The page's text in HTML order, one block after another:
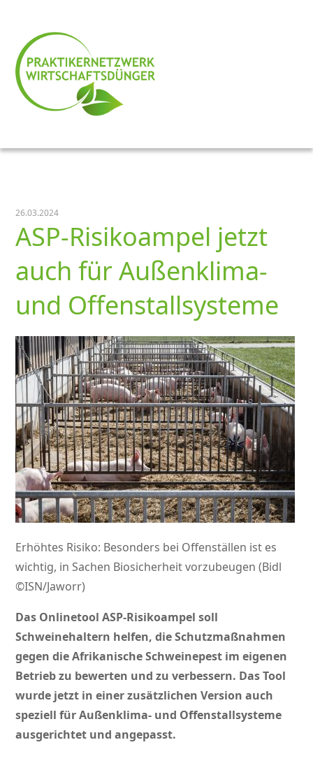
26.03.2024
ASP-Risikoampel jetzt
auch für Außenklima-
und Offenstallsysteme
Erhöhtes Risiko: Besonders bei Offenställen ist es
wichtig, in Sachen Biosicherheit vorzubeugen (Bidl
©ISN/Jaworr)
Das Onlinetool ASP-Risikoampel soll
Schweinehaltern helfen, die Schutzmaßnahmen
gegen die Afrikanische Schweinepest im eigenen
Betrieb zu bewerten und zu verbessern. Das Tool
wurde jetzt in einer zusätzlichen Version auch
speziell für Außenklima- und Offenstallsysteme
ausgerichtet und angepasst.